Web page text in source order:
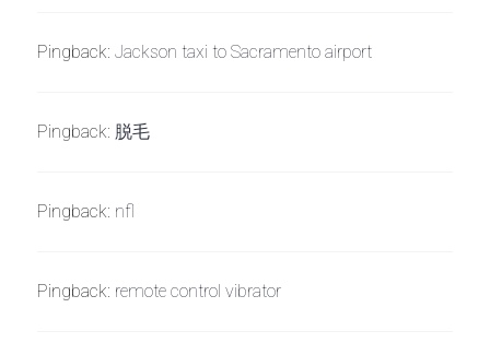
Pingback: Jackson taxi to Sacramento airport
Pingback: 脱毛
Pingback: nfl
Pingback: remote control vibrator